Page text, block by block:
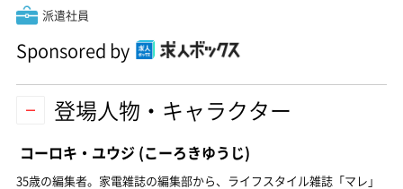
派遣社員
Sponsored by
登場人物・キャラクター
コーロキ・ユウジ (こーろきゆうじ)
35歳の編集者。家電雑誌の編集部から、ライフスタイル雑誌「マレ」